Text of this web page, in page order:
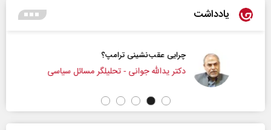
یادداشت
چرایی عقب‌نشینی ترامپ؟
دکتر یدالله جوانی - تحلیلگر مسائل سیاسی